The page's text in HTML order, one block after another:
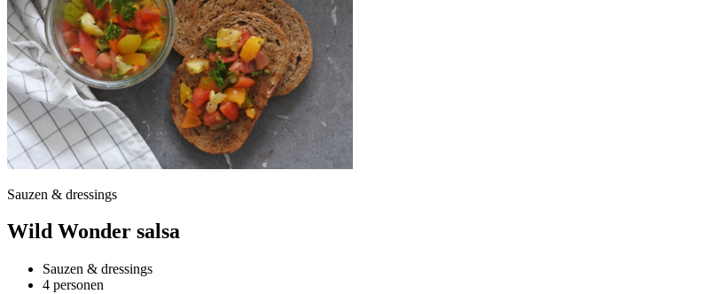
Sauzen & dressings
Wild Wonder salsa
Sauzen & dressings
4 personen